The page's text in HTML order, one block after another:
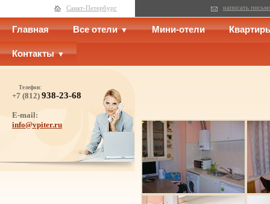
Санкт-Петербург написать
Главная Все отели Мини-отели
Контакты
Телефон:
+7 (812) 938-23-68
E-mail:
info@vpiter.ru